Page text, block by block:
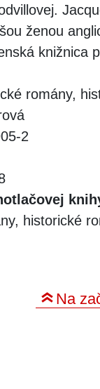
ženou
knižnica
romány,
2
historické
Na